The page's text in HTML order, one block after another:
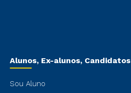
Alunos, Ex-alunos, Candidatos
Sou Aluno